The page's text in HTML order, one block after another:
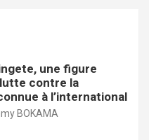
une figure
contre la
à l’international
BOKAMA